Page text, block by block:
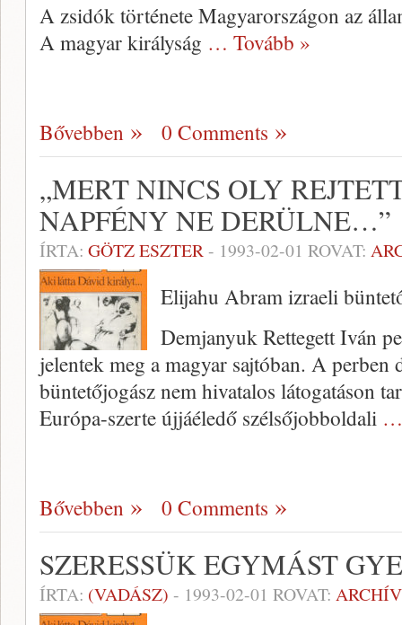
A zsidók története Magyarországon az
A magyar királyság … Tovább »
Bővebben 0 Comments
„MERT NINCS OLY
NAPFÉNY NE DERÜLNE…”
ÍRTA: GÖTZ ESZTER- 1993-02-01 ROVAT:
Elijahu Abram izraeli
Demjanyuk Rettegett Iván
jelentek meg a magyar sajtóban. A
büntetőjogász nem hivatalos látogatáson
Európa-szerte újjáéledő szélsőjobboldali …
Bővebben 0 Comments
SZERESSÜK EGYMÁST
ÍRTA: (VADÁSZ) - 1993-02-01 ROVAT: